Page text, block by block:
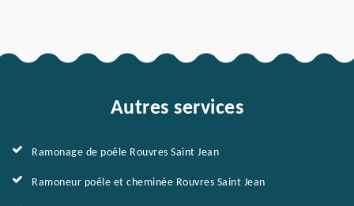
Autres services
Ramonage de poêle Rouvres Saint Jean
Ramoneur poêle et cheminée Rouvres Saint Jean